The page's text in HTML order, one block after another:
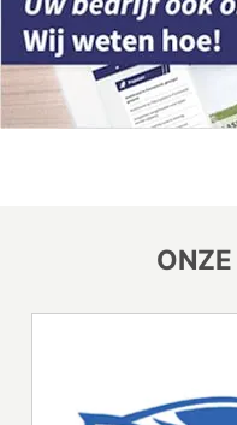
ONZE